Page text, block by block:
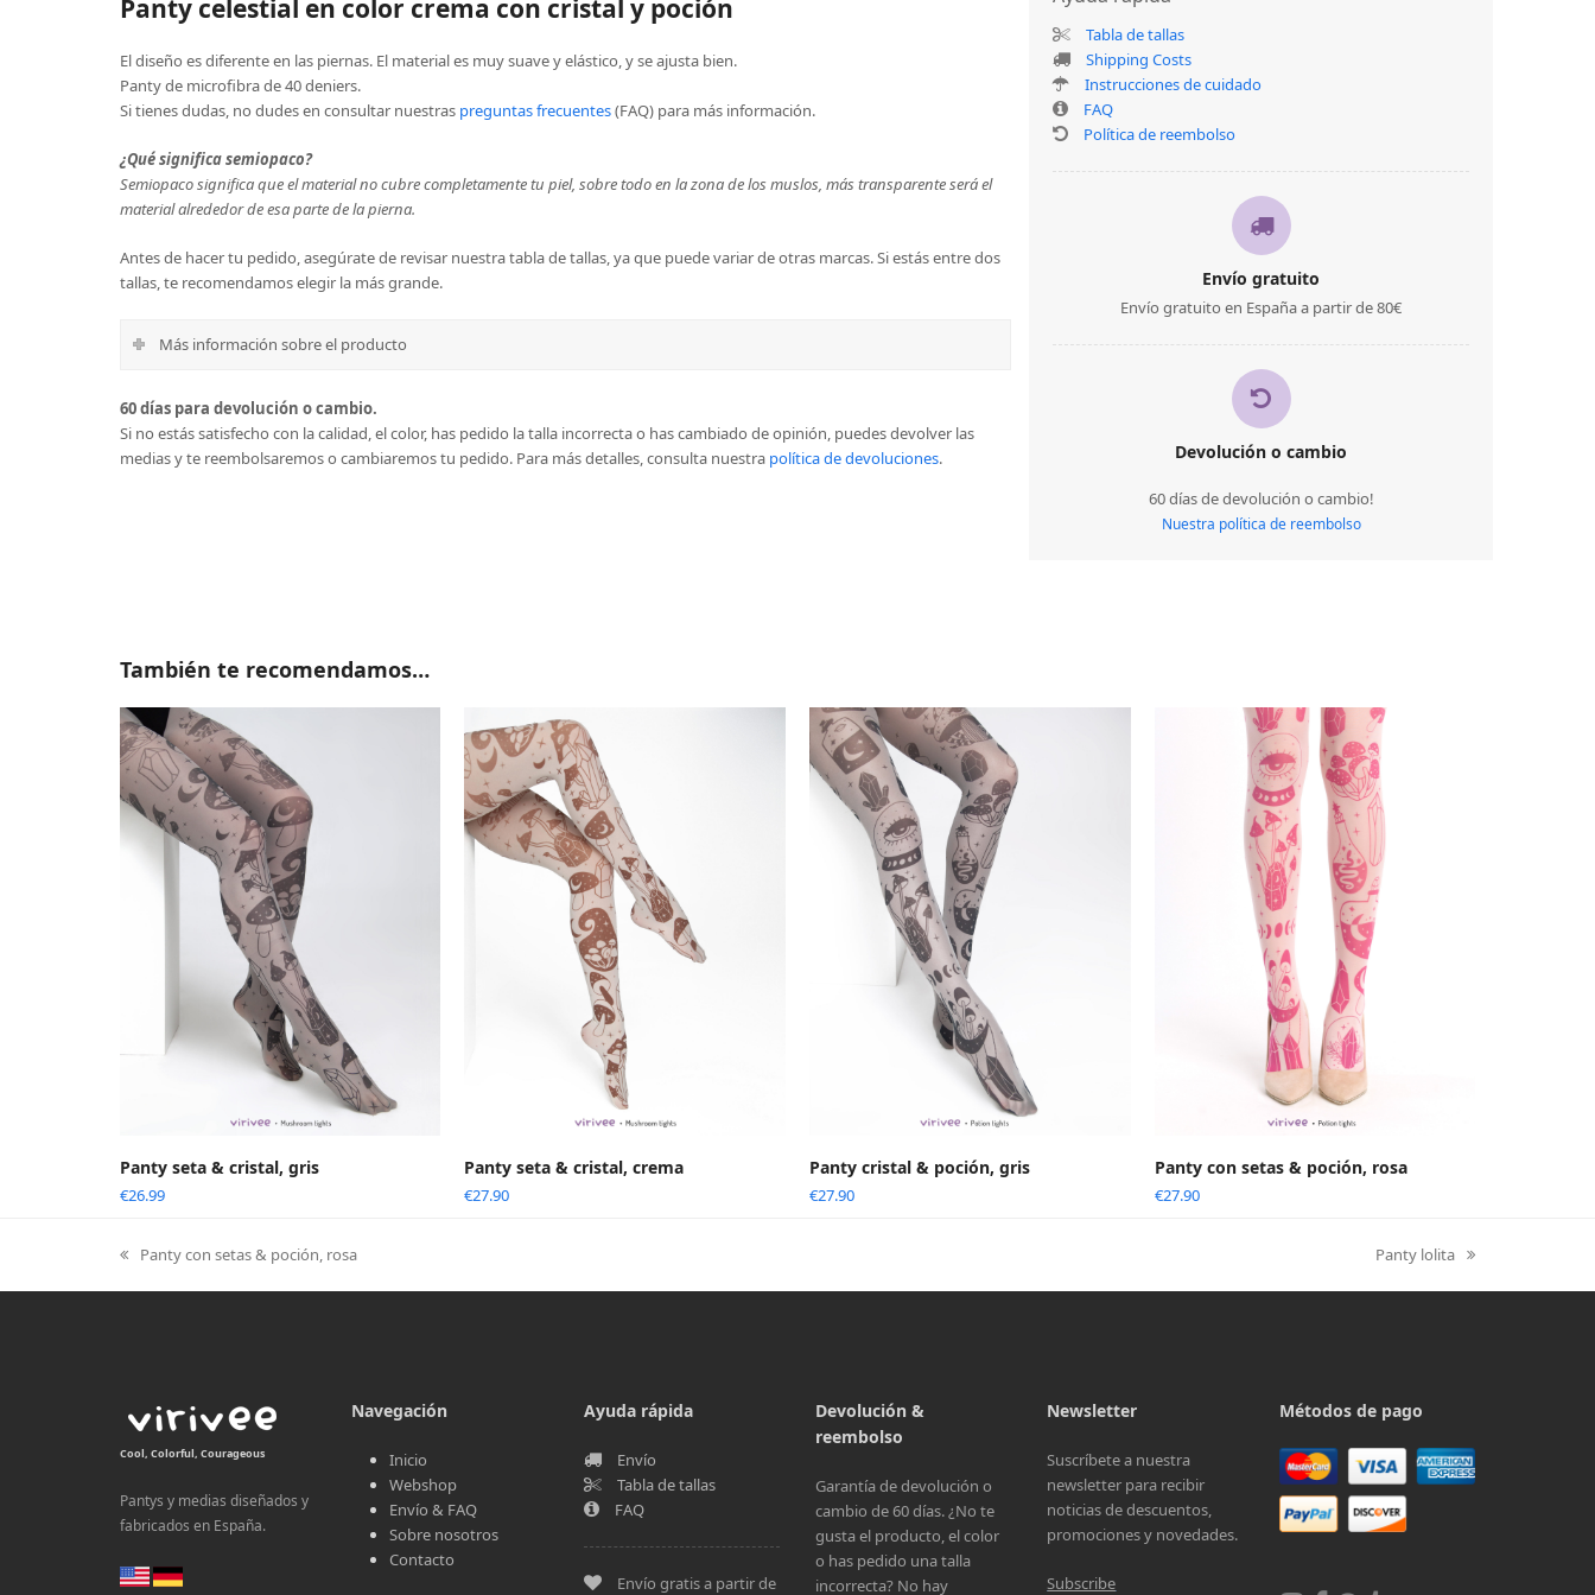
Panty celestial en color crema con cristal y poción
El diseño es diferente en las piernas. El material es muy suave y elástico, y se ajusta bien.
Panty de microfibra de 40 deniers.
Si tienes dudas, no dudes en consultar nuestras preguntas frecuentes(FAQ) para más información.
¿Qué significa semiopaco?
Semiopaco significa que el material no cubre completamente tu piel, sobre todo en la zona de los muslos, más transparente será el
material alrededor de esa parte de la pierna.
Antes de hacer tu pedido, asegúrate de revisar nuestra tabla de tallas, ya que puede variar de otras marcas. Si estás entre dos
tallas, te recomendamos elegir la más grande.
Más información sobre el producto
60 días para devolución o cambio.
Si no estás satisfecho con la calidad, el color, has pedido la talla incorrecta o has cambiado de opinión, puedes devolver las
medias y te reembolsaremos o cambiaremos tu pedido. Para más detalles, consulta nuestra política de devoluciones.
Tabla de tallas
Shipping Costs
Instrucciones de cuidado
FAQ
Política de reembolso
Envío gratuito
Envío gratuito en España a partir de 80€
Devolución o cambio
60 días de devolución o cambio!
Nuestra política de reembolso
También te recomendamos…
Panty seta & cristal, gris
€26.99
Panty seta & cristal, crema
€27.90
Panty cristal & poción, gris
€27.90
Panty con setas & poción, rosa
€27.90
previous
post:
Panty con setas & poción, rosa
next
post:
Panty lolita
Cool, Colorful, Courageous
Pantys y medias diseñados y
fabricados en España.
Navegación
Inicio
Webshop
Envío & FAQ
Sobre nosotros
Contacto
Ayuda rápida
Envío
Tabla de tallas
FAQ
Envío gratis a partir de
Devolución &
reembolso
Garantía de devolución o
cambio de 60 días. ¿No te
gusta el producto, el color
o has pedido una talla
incorrecta? No hay
Newsletter
Suscríbete a nuestra
newsletter para recibir
noticias de descuentos,
promociones y novedades.
Subscribe
Métodos de pago